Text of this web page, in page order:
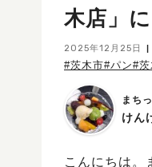
木店」
2025年12月25日
#茨木市#パン#茨
まち
けん
こんにちは。